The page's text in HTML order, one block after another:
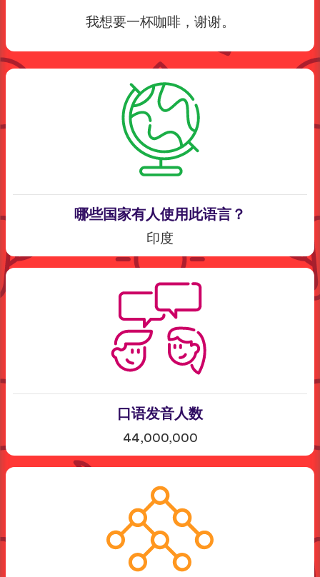
我想要一杯咖啡，谢谢。
哪些国家有人使用此语言？
印度
口语发音人数
44,000,000